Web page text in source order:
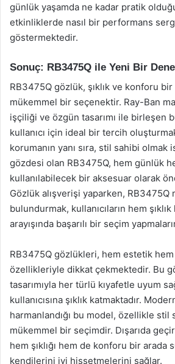
günlük yaşamda ne kadar pratik
etkinliklerde nasıl bir performans
göstermektedir.
Sonuç: RB3475Q ile Yeni Bir
RB3475Q gözlük, şıklık ve konforu
mükemmel bir seçenektir. Ray-Ban
işçiliği ve özgün tasarımı ile birleşen
kullanıcı için ideal bir tercih
korumanın yanı sıra, stil sahibi olmak
gözdesi olan RB3475Q, hem günlük
kullanılabilecek bir aksesuar olarak
Gözlük alışverişi yaparken,
bulundurmak, kullanıcıların hem
arayışında başarılı bir seçim
RB3475Q gözlükleri, hem estetik
özellikleriyle dikkat çekmektedir. Bu
tasarımıyla her türlü kıyafetle uyum
kullanıcısına şıklık katmaktadır.
harmanlandığı bu model, özellikle
mükemmel bir seçimdir. Dışarıda
hem şıklığı hem de konforu bir arada
kendilerini iyi hissetmelerini sağlar.